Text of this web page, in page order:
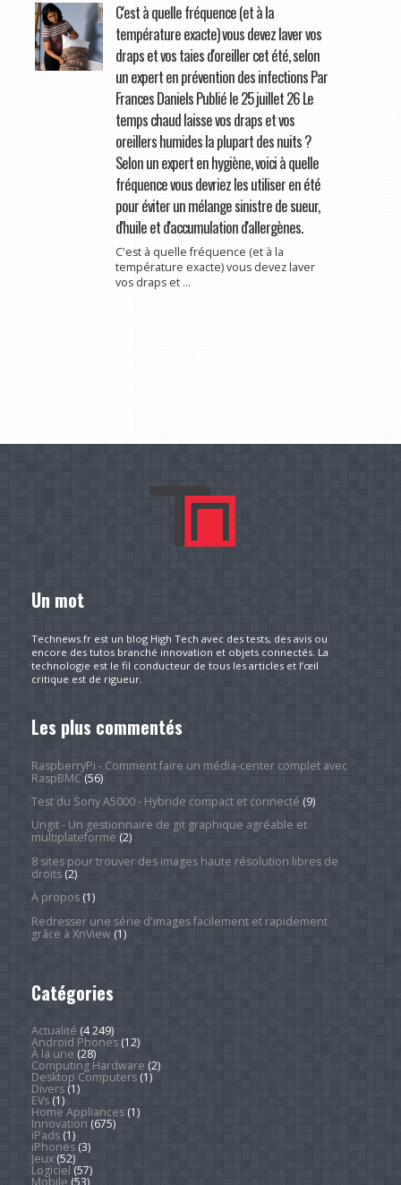
C'est à quelle fréquence (et à la
température exacte) vous devez laver vos
draps et vos taies d'oreiller cet été, selon
un expert en prévention des infections Par
Frances Daniels Publié le 25 juillet 26 Le
temps chaud laisse vos draps et vos
oreillers humides la plupart des nuits ?
Selon un expert en hygiène, voici à quelle
fréquence vous devriez les utiliser en été
pour éviter un mélange sinistre de sueur,
d'huile et d'accumulation d'allergènes.
C'est à quelle fréquence (et à la
température exacte) vous devez laver
vos draps et ...
Un mot
Technews.fr est un blog High Tech avec des tests, des avis ou
encore des tutos branché innovation et objets connectés. La
technologie est le fil conducteur de tous les articles et l’œil
critique est de rigueur.
Les plus commentés
RaspberryPi - Comment faire un média-center complet avec
RaspBMC(56)
Test du Sony A5000 - Hybride compact et connecté (9)
Ungit - Un gestionnaire de git graphique agréable et
multiplateforme (2)
8 sites pour trouver des images haute résolution libres de
droits(2)
À propos(1)
Redresser une série d'images facilement et rapidement
grâce à XnView(1)
Catégories
Actualité (4 249)
Android Phones(12)
À la une (28)
Computing Hardware (2)
Desktop Computers(1)
Divers(1)
EVs(1)
Home Appliances(1)
Innovation (675)
iPads(1)
iPhones(3)
Jeux(52)
Logiciel (57)